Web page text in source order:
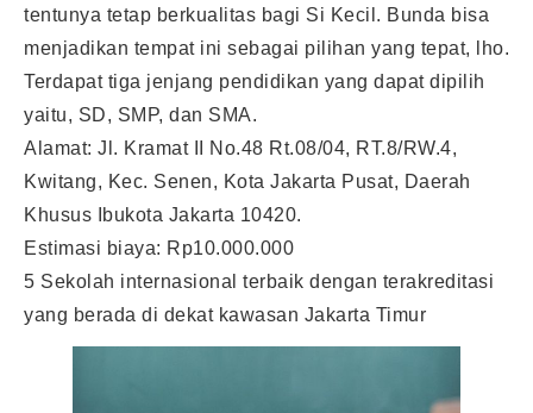
tentunya tetap berkualitas bagi Si Kecil. Bunda bisa
menjadikan tempat ini sebagai pilihan yang tepat, lho.
Terdapat tiga jenjang pendidikan yang dapat dipilih
yaitu, SD, SMP, dan SMA.
Alamat: Jl. Kramat II No.48 Rt.08/04, RT.8/RW.4,
Kwitang, Kec. Senen, Kota Jakarta Pusat, Daerah
Khusus Ibukota Jakarta 10420.
Estimasi biaya: Rp10.000.000
5 Sekolah internasional terbaik dengan terakreditasi
yang berada di dekat kawasan Jakarta Timur